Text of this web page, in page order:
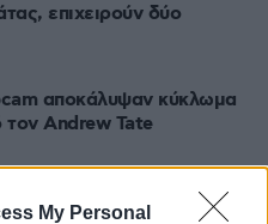
My Personal
επιχειρούν δύο
αποκάλυψαν κύκλωμα
Andrew Tate
και κιτρινίζει; Πώς